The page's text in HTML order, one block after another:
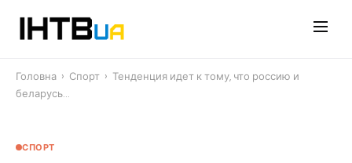
Головна › Спорт › Тенденция идет к тому, что россию и
беларусь…
СПОРТ